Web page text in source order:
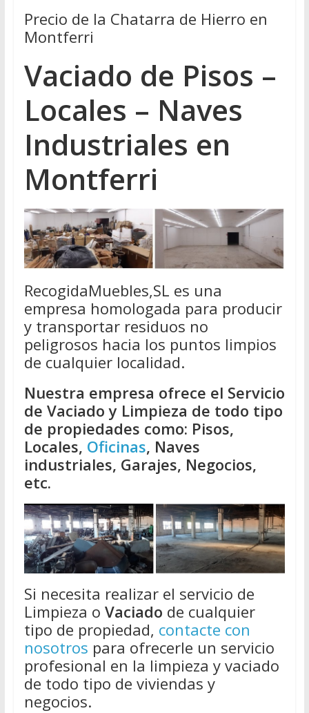
Precio de la Chatarra de Hierro en
Montferri
Vaciado de Pisos –
Locales – Naves
Industriales en
Montferri
RecogidaMuebles,SL es una
empresa homologada para producir
y transportar residuos no
peligrosos hacia los puntos limpios
de cualquier localidad.
Nuestra empresa ofrece el Servicio
de Vaciado y Limpieza de todo tipo
de propiedades como: Pisos,
Locales, Oficinas, Naves
industriales, Garajes, Negocios,
etc.
Si necesita realizar el servicio de
Limpieza o Vaciado de cualquier
tipo de propiedad, contacte con
nosotros para ofrecerle un servicio
profesional en la limpieza y vaciado
de todo tipo de viviendas y
negocios.